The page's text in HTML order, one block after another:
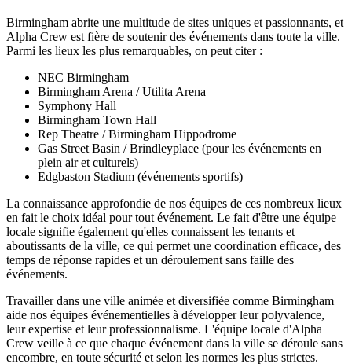
Birmingham abrite une multitude de sites uniques et passionnants, et
Alpha Crew est fière de soutenir des événements dans toute la ville.
Parmi les lieux les plus remarquables, on peut citer :
NEC Birmingham
Birmingham Arena / Utilita Arena
Symphony Hall
Birmingham Town Hall
Rep Theatre / Birmingham Hippodrome
Gas Street Basin / Brindleyplace (pour les événements en
plein air et culturels)
Edgbaston Stadium (événements sportifs)
La connaissance approfondie de nos équipes de ces nombreux lieux
en fait le choix idéal pour tout événement. Le fait d'être une équipe
locale signifie également qu'elles connaissent les tenants et
aboutissants de la ville, ce qui permet une coordination efficace, des
temps de réponse rapides et un déroulement sans faille des
événements.
Travailler dans une ville animée et diversifiée comme Birmingham
aide nos équipes événementielles à développer leur polyvalence,
leur expertise et leur professionnalisme. L'équipe locale d'Alpha
Crew veille à ce que chaque événement dans la ville se déroule sans
encombre, en toute sécurité et selon les normes les plus strictes.